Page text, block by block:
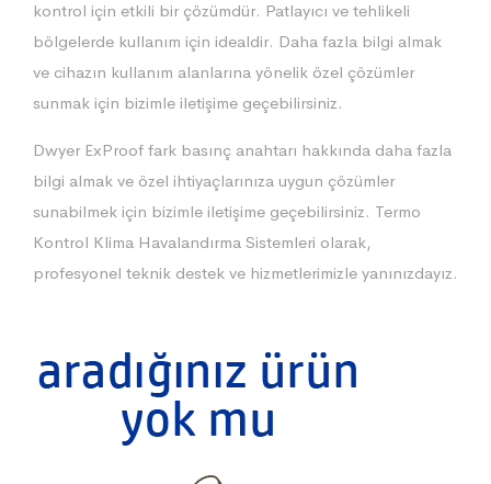
kontrol için etkili bir çözümdür. Patlayıcı ve tehlikeli
bölgelerde kullanım için idealdir. Daha fazla bilgi almak
ve cihazın kullanım alanlarına yönelik özel çözümler
sunmak için bizimle iletişime geçebilirsiniz.
Dwyer ExProof fark basınç anahtarı hakkında daha fazla
bilgi almak ve özel ihtiyaçlarınıza uygun çözümler
sunabilmek için bizimle iletişime geçebilirsiniz. Termo
Kontrol Klima Havalandırma Sistemleri olarak,
profesyonel teknik destek ve hizmetlerimizle yanınızdayız.